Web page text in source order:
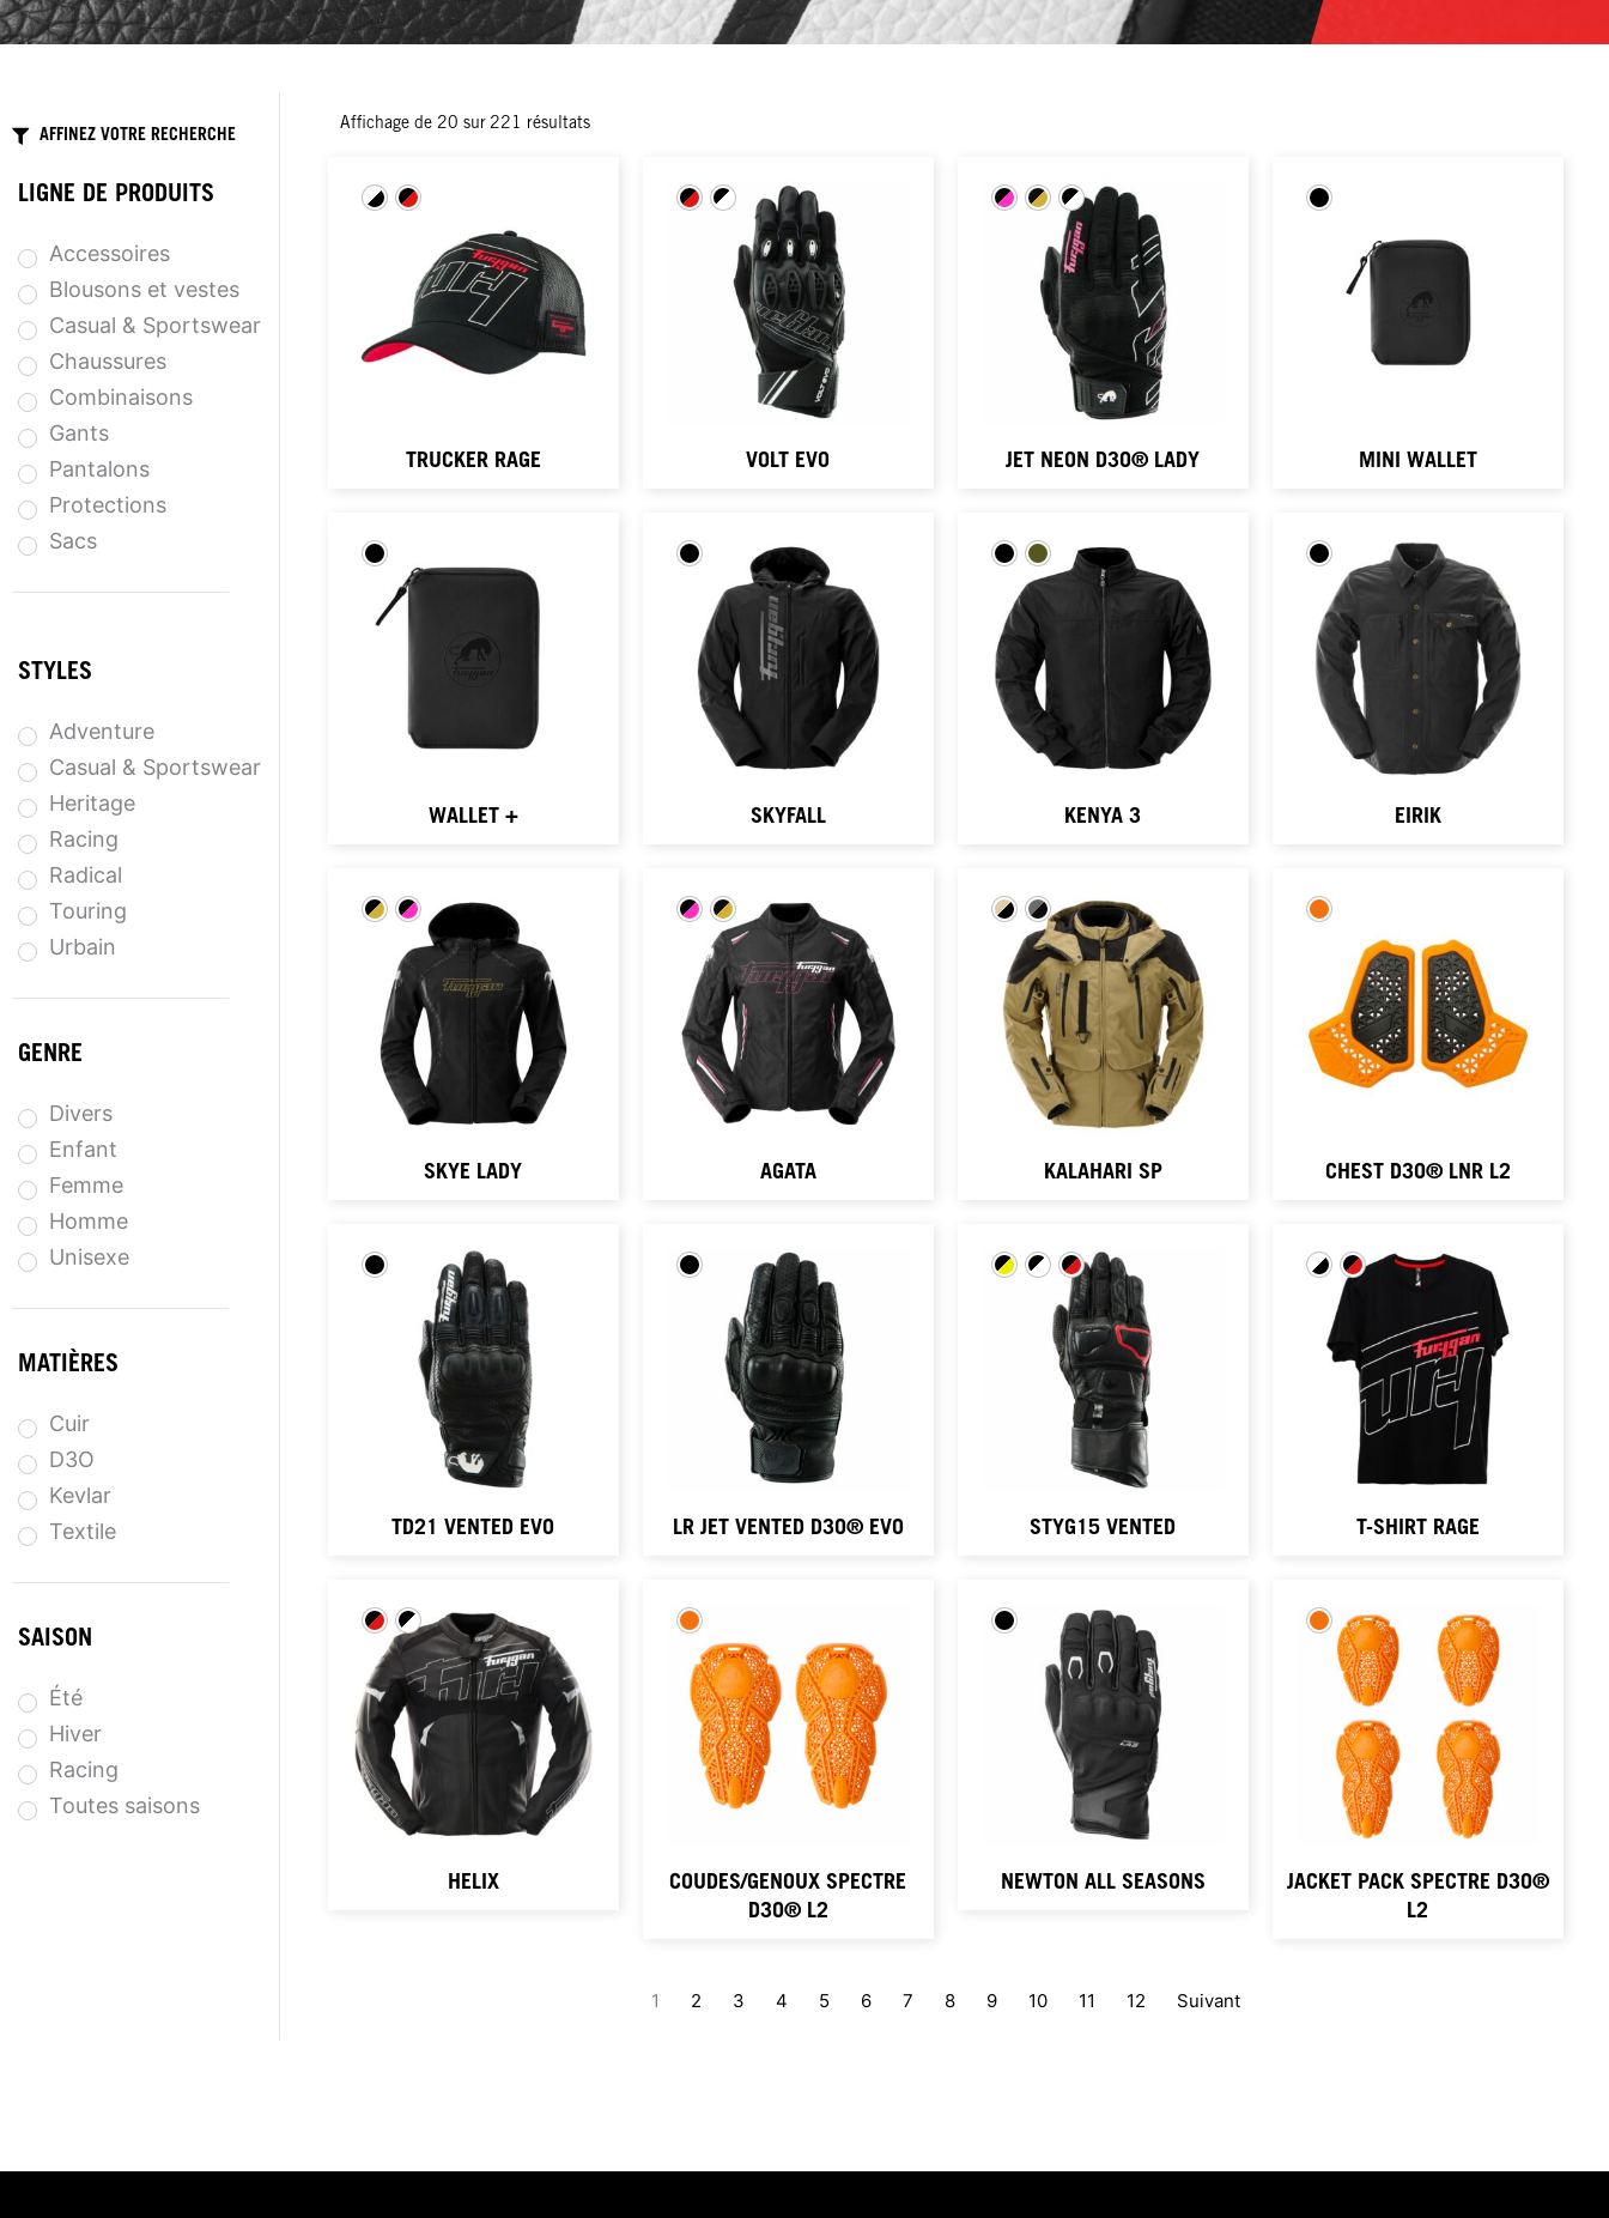
AFFINEZ VOTRE RECHERCHE
LIGNE DE PRODUITS
Accessoires
Blousons et vestes
Casual & Sportswear
Chaussures
Combinaisons
Gants
Pantalons
Protections
Sacs
STYLES
Adventure
Casual & Sportswear
Heritage
Racing
Radical
Touring
Urbain
GENRE
Divers
Enfant
Femme
Homme
Unisexe
MATIÈRES
Cuir
D3O
Kevlar
Textile
SAISON
Été
Hiver
Racing
Toutes saisons
Affichage de 20 sur 221 résultats
TRUCKER RAGE VOLT EVO JET NEON D3O® LADY MINI WALLET
WALLET + SKYFALL KENYA 3 EIRIK
SKYE LADY AGATA KALAHARI SP CHEST D3O® LNR L2
TD21 VENTED EVO LR JET VENTED D3O® EVO STYG15 VENTED T-SHIRT RAGE
HELIX
COUDES/GENOUX SPECTRE
D3O® L2
NEWTON ALL SEASONS
JACKET PACK SPECTRE D3O®
L2
1 2 3 4 5 6 7 8 9 10 11 12 Suivant